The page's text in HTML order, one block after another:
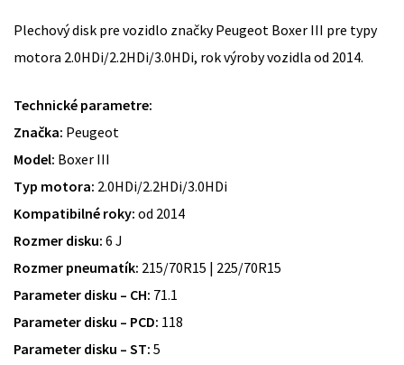
Plechový disk pre vozidlo značky Peugeot Boxer III pre typy
motora 2.0HDi/2.2HDi/3.0HDi, rok výroby vozidla od 2014.
Technické parametre:
Značka: Peugeot
Model: Boxer III
Typ motora: 2.0HDi/2.2HDi/3.0HDi
Kompatibilné roky: od 2014
Rozmer disku: 6 J
Rozmer pneumatík: 215/70R15 | 225/70R15
Parameter disku – CH: 71.1
Parameter disku – PCD: 118
Parameter disku – ST: 5